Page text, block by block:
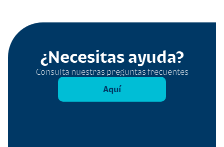
¿Necesitas ayuda?
Consulta nuestras preguntas frecuentes
Aquí